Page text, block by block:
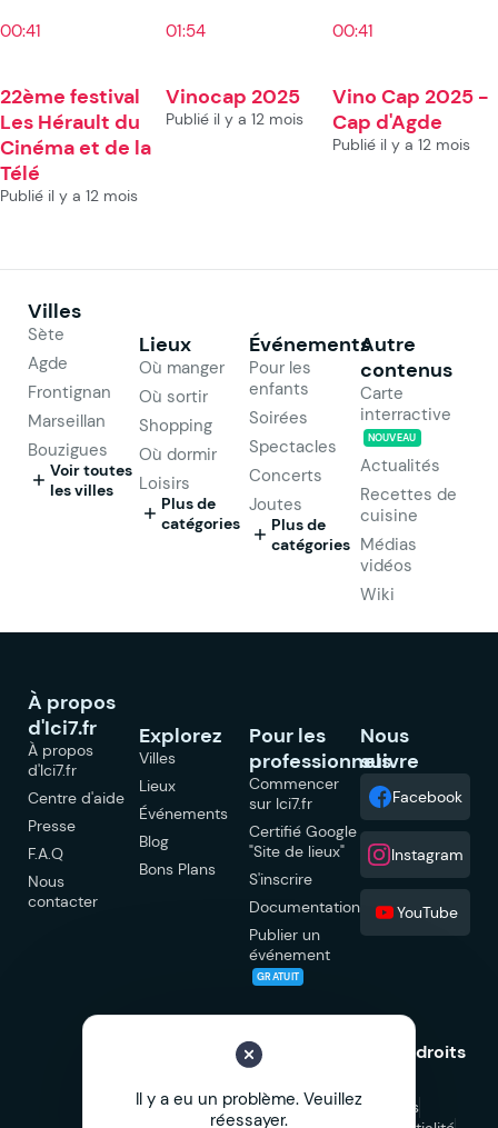
00:41
22ème festival
Les Hérault du
Cinéma et de la
Télé
Publié il y a 12 mois
01:54
Vinocap 2025
Publié il y a 12 mois
00:41
Vino Cap 2025 -
Cap d'Agde
Publié il y a 12 mois
Villes
Sète
Agde
Frontignan
Marseillan
Bouzigues
Voir toutes
les villes
Lieux
Où manger
Où sortir
Shopping
Où dormir
Loisirs
Plus de
catégories
Événements
Pour les
enfants
Soirées
Spectacles
Concerts
Joutes
Plus de
catégories
Autre
contenus
Carte
interractive
NOUVEAU
Actualités
Recettes de
cuisine
Médias
vidéos
Wiki
À propos
d'Ici7.fr
À propos
d'Ici7.fr
Centre d'aide
Presse
F.A.Q
Nous
contacter
Explorez
Villes
Lieux
Événements
Blog
Bons Plans
Pour les
professionnels
Commencer
sur Ici7.fr
Certifié Google
"Site de lieux"
S'inscrire
Documentation
Publier un
événement
GRATUIT
Nous
suivre
Facebook
Instagram
YouTube
© 2026 Ici7.fr Tous droits
Mentions légales
Il y a eu un problème. Veuillez
réessayer.